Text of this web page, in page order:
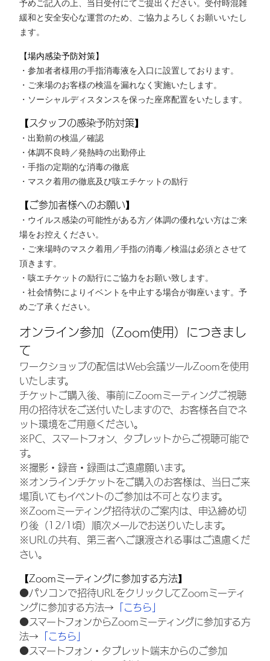
緩和と安全安心な運営のため 、ご協力よろしくお願いいたし
ます。
【場内感染予防対策】
・参加者者様用の手指消毒液を入口に設置しております。
・ご来場のお客様の検温を漏れなく実施いたします。
・ソーシャルディスタンスを保った座席配置をいたします。
【スタッフの感染予防対策】
・出勤前の検温／確認
・体調不良時／発熱時の出勤停止
・手指の定期的な消毒の徹底
・マスク着用の徹底及び咳エチケットの励行
【ご参加者様へのお願い】
・ウイルス感染の可能性がある方／体調の優れない方はご来
場をお控えください。
・ご来場時のマスク着用／手指の消毒／検温は必須とさせて
頂きます。
・咳エチケットの励行にご協力をお願い致します。
・社会情勢によりイベントを中止する場合が御座います。予
めご了承ください。
オンライン参加（Zoom使用）につきまし
て
ワークショップの配信はWeb会議ツールZoomを使用
いたします。
チケットご購入後、事前にZoomミーティングご視聴
用の招待状をご送付いたしますので、お客様各自でネ
ット環境をご用意ください。
※PC、スマートフォン、タブレットからご視聴可能で
す。
※撮影・録音・録画はご遠慮願います。
※オンラインチケットをご購入のお客様は、当日ご来
場頂いてもイベントのご参加は不可となります。
※Zoomミーティング招待状のご案内は、申込締め切
り後（12/1頃）順次メールでお送りいたします。
※URLの共有、第三者へご譲渡される事はご遠慮くだ
さい。
【Zoomミーティングに参加する方法】
●パソコンで招待URLをクリックしてZoomミーティ
ングに参加する方法→ 「こちら」
●スマートフォンからZoomミーティングに参加する方
法→ 「こちら」
●スマートフォン・タブレット端末からのご参加